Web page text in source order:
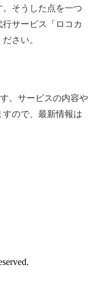
そうした点を一つ
サービス「ロコカ
さい。
。サービスの内容や
ので、最新情報は